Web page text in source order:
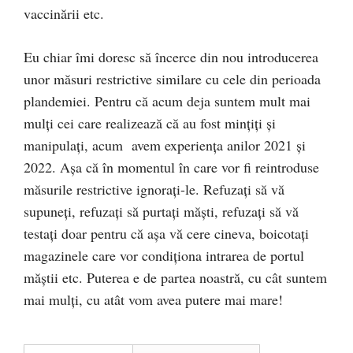
vaccinării etc.
Eu chiar îmi doresc să încerce din nou introducerea
unor măsuri restrictive similare cu cele din perioada
plandemiei. Pentru că acum deja suntem mult mai
mulți cei care realizează că au fost mințiți și
manipulați, acum avem experiența anilor 2021 și
2022. Așa că în momentul în care vor fi reintroduse
măsurile restrictive ignorați-le. Refuzați să vă
supuneți, refuzați să purtați măști, refuzați să vă
testați doar pentru că așa vă cere cineva, boicotați
magazinele care vor condiționa intrarea de portul
măștii etc. Puterea e de partea noastră, cu cât suntem
mai mulți, cu atât vom avea putere mai mare!